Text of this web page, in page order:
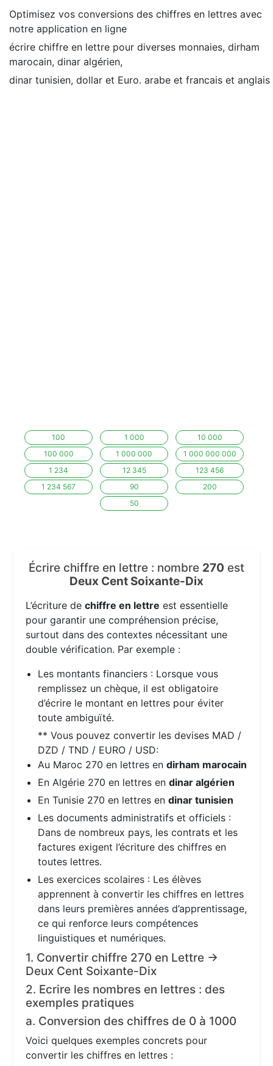
Optimisez vos conversions des chiffres en lettres avec
notre application en ligne
écrire chiffre en lettre pour diverses monnaies, dirham
marocain, dinar algérien,
dinar tunisien, dollar et Euro. arabe et francais et anglais
100 1 000
10 000
100 000
1 000 000
1 000 000 000
1 234
12 345
123 456
1 234 567
90
200
50
Écrire chiffre en lettre : nombre 270 est
Deux Cent Soixante-Dix
L’écriture dechiffre en lettre est essentielle
pour garantir une compréhension précise,
surtout dans des contextes nécessitant une
double vérification. Par exemple :
Les montants financiers : Lorsque vous
remplissez un chèque, il est obligatoire
d’écrire le montant en lettres pour éviter
toute ambiguïté.
** Vous pouvez convertir les devises MAD /
DZD / TND / EURO / USD:
Au Maroc 270 en lettres endirham marocain
En Algérie 270 en lettres endinar algérien
En Tunisie 270 en lettres endinar tunisien
Les documents administratifs et officiels :
Dans de nombreux pays, les contrats et les
factures exigent l’écriture des chiffres en
toutes lettres.
Les exercices scolaires : Les élèves
apprennent à convertir les chiffres en lettres
dans leurs premières années d’apprentissage,
ce qui renforce leurs compétences
linguistiques et numériques.
1. Convertir chiffre 270 en Lettre →
Deux Cent Soixante-Dix
2. Ecrire les nombres en lettres : des
exemples pratiques
a. Conversion des chiffres de 0 à 1000
Voici quelques exemples concrets pour
convertir les chiffres en lettres :